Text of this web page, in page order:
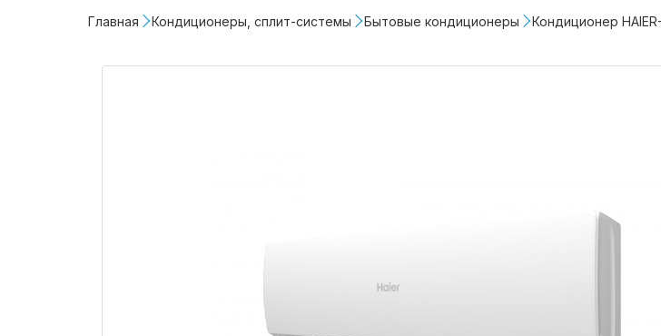
Главная Кондиционеры, сплит-системы Бытовые кондиционеры Кондиционер